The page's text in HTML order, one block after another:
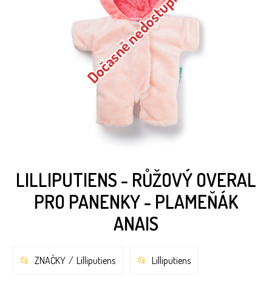
Dočasně nedostupné
LILLIPUTIENS - RŮŽOVÝ OVERAL
PRO PANENKY - PLAMEŇÁK
ANAIS
ZNAČKY Lilliputiens Lilliputiens